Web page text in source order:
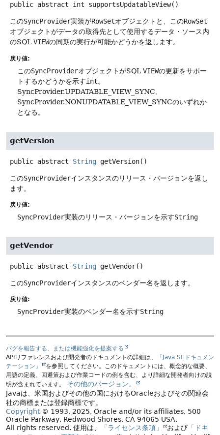
public abstract int supportsUpdatableView()
このSyncProvider実装がRowSetオブジェクトと、このRowSet
オブジェクトがデータの取得先として使用するデータ・ソース内
のSQL VIEWの同期の実行が可能かどうかを返します。
戻り値:
このSyncProviderオブジェクトがSQL VIEWの更新をサポー
トするかどうかを示すint。
SyncProvider.UPDATABLE_VIEW_SYNC、
SyncProvider.NONUPDATABLE_VIEW_SYNCのいずれか
となる。
getVersion
public abstract String getVersion()
このSyncProviderインスタンスのリリース・バージョンを返し
ます。
戻り値:
SyncProvider実装のリリース・バージョンを示すString
getVendor
public abstract String getVendor()
このSyncProviderインスタンスのベンダー名を返します。
戻り値:
SyncProvider実装のベンダー名を示すString
バグを報告する、または機能強化を提案する
APIリファレンスおよび開発者のドキュメントの詳細は、
「Java SEドキュメン
テーション」
を参照してください。このドキュメントには、概念的な概要、
用語の定義、回避策および作業コードの例を含む、より詳細な開発者向けの説
明が含まれています。
その他のバージョン。
Javaは、米国およびその他の国におけるOracleおよびその関連会
社の商標または登録商標です。
Copyright© 1993, 2025, Oracle and/or its affiliates, 500
Oracle Parkway, Redwood Shores, CA 94065 USA.
All rights reserved. 使用は、 「ライセンス条項」 および 「ドキ